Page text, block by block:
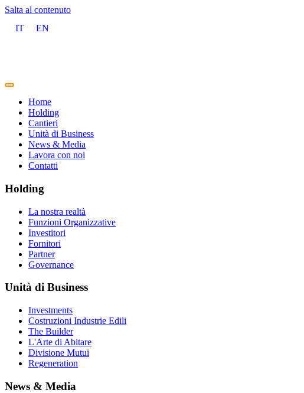
Salta al contenuto
IT
EN
Home
Holding
Cantieri
Unità di Business
News & Media
Lavora con noi
Contatti
Holding
La nostra realtà
Funzioni Organizzative
Investitori
Fornitori
Partner
Governance
Unità di Business
Investments
Costruzioni Industrie Edili
The Builder
L'Arte di Abitare
Divisione Mutui
Regeneration
News & Media